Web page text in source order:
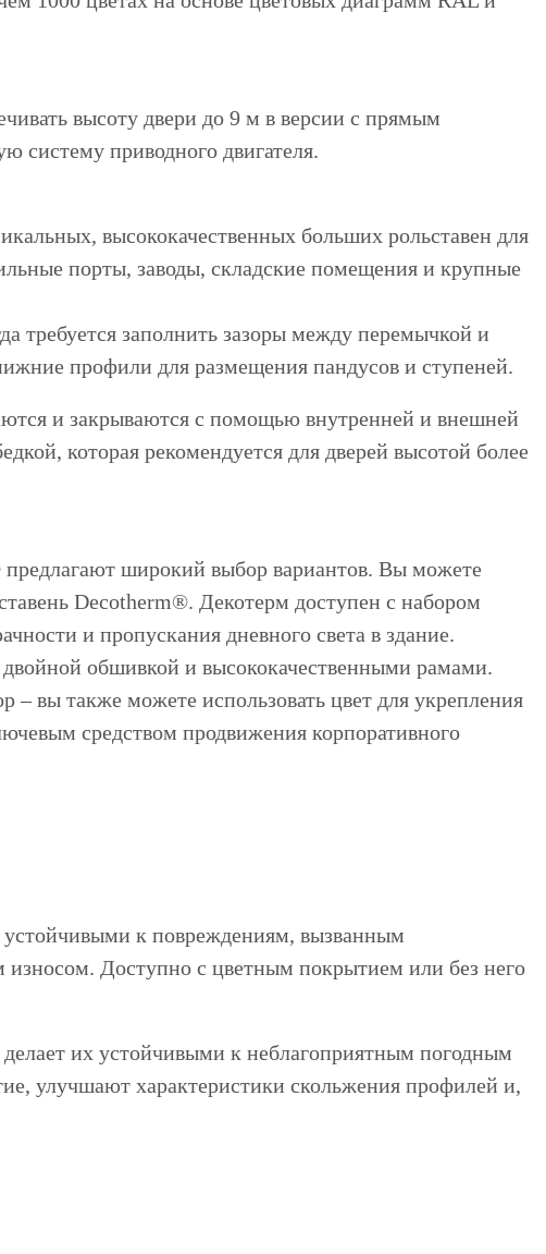
высоту двери до 9 м в версии с прямым
приводного двигателя.
высококачественных больших рольставен для
порты, заводы, складские помещения и крупные
требуется заполнить зазоры между перемычкой и
профили для размещения пандусов и ступеней.
и закрываются с помощью внутренней и внешней
которая рекомендуется для дверей высотой более
широкий выбор вариантов. Вы можете
Decotherm®. Декотерм доступен с набором
и пропускания дневного света в здание.
обшивкой и высококачественными рамами.
вы также можете использовать цвет для укрепления
средством продвижения корпоративного
устойчивыми к повреждениям, вызванным
Доступно с цветным покрытием или без него
их устойчивыми к неблагоприятным погодным
улучшают характеристики скольжения профилей и,